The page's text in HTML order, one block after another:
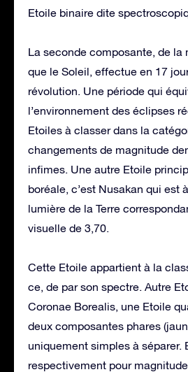
Etoile binaire dite
La seconde composante, de la
que le Soleil, effectue en 17
révolution. Une période qui
l’environnement des éclipses
Etoiles à classer dans la
changements de magnitude
infimes. Une autre Etoile
boréale, c’est Nusakan qui est
lumière de la Terre
visuelle de 3,70.
Cette Etoile appartient à la
ce, de par son spectre. Autre
Coronae Borealis, une Etoile
deux composantes phares
uniquement simples à séparer.
respectivement pour magnitude